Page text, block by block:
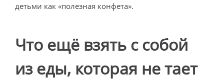
детьми как «полезная конфета».
Что ещё взять с собой
из еды, которая не тает